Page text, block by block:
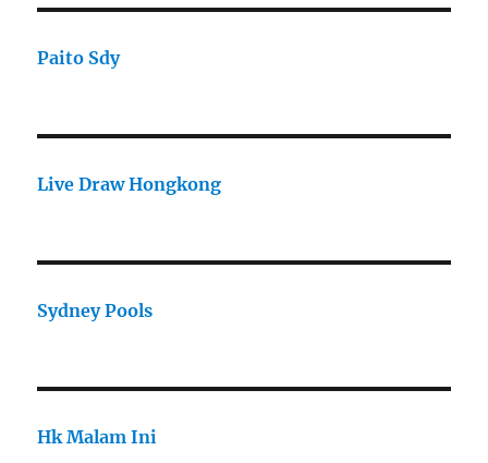
Paito Sdy
Live Draw Hongkong
Sydney Pools
Hk Malam Ini